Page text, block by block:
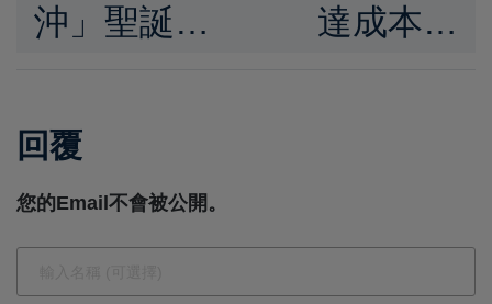
沖」聖誕童
爆笑留言買
房送聖誕老
公公
達成本季
Cybertruck
成為關鍵因
回覆
您的Email不會被公開。